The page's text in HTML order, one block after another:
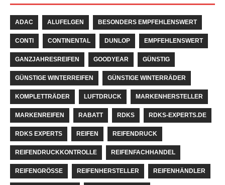
ADAC ALUFELGEN BESONDERS EMPFEHLENSWERT
CONTI CONTINENTAL DUNLOP EMPFEHLENSWERT
GANZJAHRESREIFEN GOODYEAR GÜNSTIG
GÜNSTIGE WINTERREIFEN GÜNSTIGE WINTERRÄDER
KOMPLETTRÄDER LUFTDRUCK MARKENHERSTELLER
MARKENREIFEN RABATT RDKS RDKS-EXPERTS.DE
RDKS EXPERTS REIFEN REIFENDRUCK
REIFENDRUCKKONTROLLE REIFENFACHHANDEL
REIFENGRÖSSE REIFENHERSTELLER REIFENHÄNDLER